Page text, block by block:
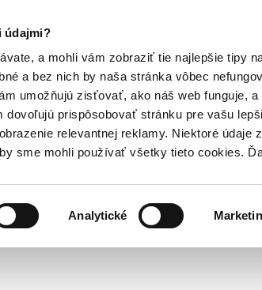
údajmi?
a mohli vám zobraziť tie najlepšie tipy
a bez nich by naša stránka vôbec
umožňujú zisťovať, ako náš web funguje, a
prispôsobovať stránku pre vašu
relevantnej reklamy. Niektoré údaje
sme mohli používať všetky tieto cookies.
Analytické